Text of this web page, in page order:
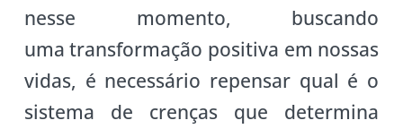
nesse momento, buscando
uma transformação positiva em nossas
vidas, é necessário repensar qual é o
sistema de crenças que determina